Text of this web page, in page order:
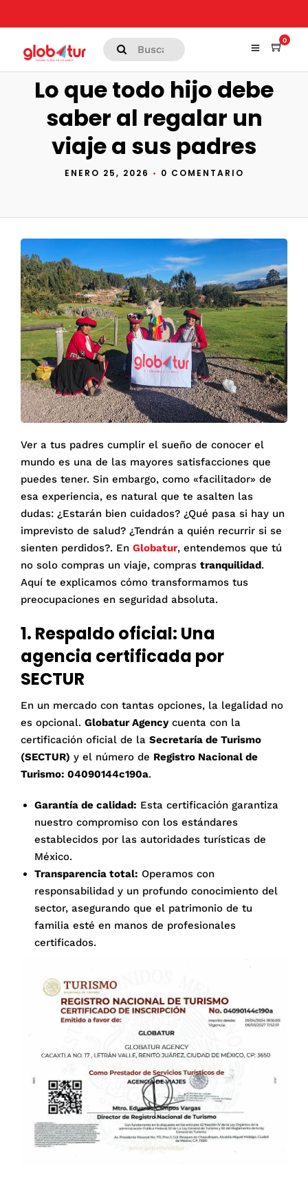
0
Lo que todo hijo debe
saber al regalar un
viaje a sus padres
ENERO 25, 2026 • 0 COMENTARIO
Ver a tus padres cumplir el sueño de conocer el
mundo es una de las mayores satisfacciones que
puedes tener. Sin embargo, como «facilitador» de
esa experiencia, es natural que te asalten las
dudas: ¿Estarán bien cuidados? ¿Qué pasa si hay un
imprevisto de salud? ¿Tendrán a quién recurrir si se
sienten perdidos?. En Globatur, entendemos que tú
no solo compras un viaje, compras tranquilidad.
Aquí te explicamos cómo transformamos tus
preocupaciones en seguridad absoluta.
1. Respaldo oficial: Una
agencia certificada por
SECTUR
En un mercado con tantas opciones, la legalidad no
es opcional. Globatur Agencycuenta con la
certificación oficial de la Secretaría de Turismo
(SECTUR) y el número de Registro Nacional de
Turismo: 04090144c190a.
Garantía de calidad: Esta certificación garantiza
nuestro compromiso con los estándares
establecidos por las autoridades turísticas de
México.
Transparencia total: Operamos con
responsabilidad y un profundo conocimiento del
sector, asegurando que el patrimonio de tu
familia esté en manos de profesionales
certificados.